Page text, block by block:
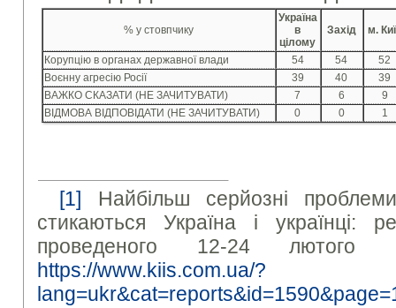
% у стовпчику
Україна
в
цілому
Захід м.
Корупцію в органах державної влади 54 54
52
Воєнну агресію Росії
39 40
39
ВАЖКО СКАЗАТИ (НЕ ЗАЧИТУВАТИ)
7 6
9
ВІДМОВА ВІДПОВІДАТИ (НЕ ЗАЧИТУВАТИ)
0 0 1
[1] Найбільш серйозні
стикаються Україна і українці:
проведеного 12-24
https://www.kiis.com.ua/?